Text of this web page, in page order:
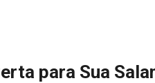
para Sua